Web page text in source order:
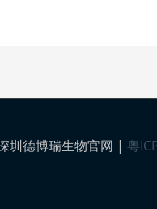
圳德博瑞生物官网 | 粤